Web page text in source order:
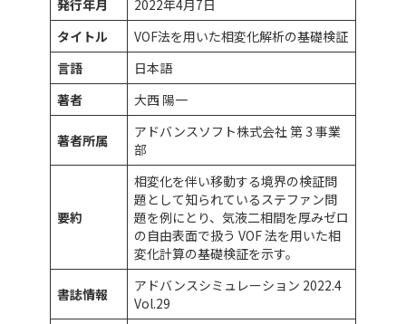
発行年月
2022年4月7日
タイトル
VOF法を用いた相変化解析の基礎検証
言語
日本語
著者
大西 陽一
著者所属
アドバンスソフト株式会社 第 3 事業
部
要約
相変化を伴い移動する境界の検証問
題として知られているステファン問
題を例にとり、気液二相間を厚みゼロ
の自由表面で扱う VOF 法を用いた相
変化計算の基礎検証を示す。
書誌情報
アドバンスシミュレーション 2022.4
Vol.29